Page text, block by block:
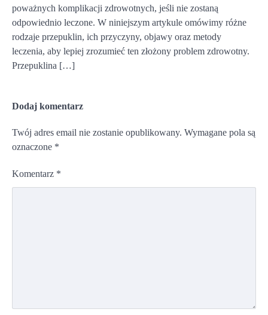
poważnych komplikacji zdrowotnych, jeśli nie zostaną
odpowiednio leczone. W niniejszym artykule omówimy różne
rodzaje przepuklin, ich przyczyny, objawy oraz metody
leczenia, aby lepiej zrozumieć ten złożony problem zdrowotny.
Przepuklina […]
Dodaj komentarz
Twój adres email nie zostanie opublikowany. Wymagane pola są
oznaczone *
Komentarz *